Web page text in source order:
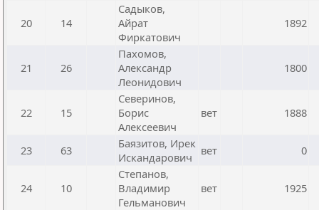
20 14
Садыков,
Айрат
Фиркатович
1892
21 26
Пахомов,
Александр
Леонидович
1800
22 15
Северинов,
Борис
Алексеевич
вет 1888
23 63
Баязитов, Ирек
Искандарович
вет 0
24 10
Степанов,
Владимир
Гельманович
вет 1925